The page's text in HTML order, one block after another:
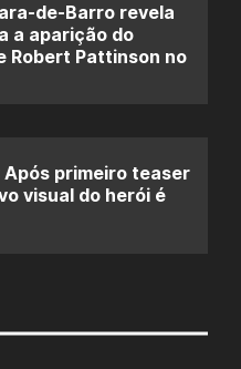
de-Barro revela
a aparição do
Robert Pattinson no
Após primeiro teaser
visual do herói é